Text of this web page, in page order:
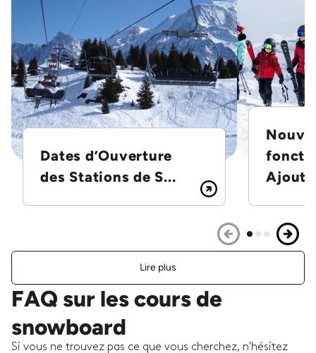
Dates d’Ouverture
des Stations de S...
Lire plus
FAQ sur les cours de
snowboard
Si vous ne trouvez pas ce que vous cherchez, n'hésitez